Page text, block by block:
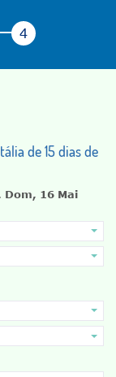
de 15 dias de
Dom, 16 Mai